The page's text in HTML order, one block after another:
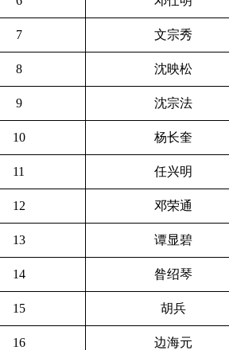
7 文宗秀
8 沈映松
9 沈宗法
10 杨长奎
11 任兴明
12 邓荣通
13 谭显碧
14 昝绍琴
15 胡兵
16 边海元